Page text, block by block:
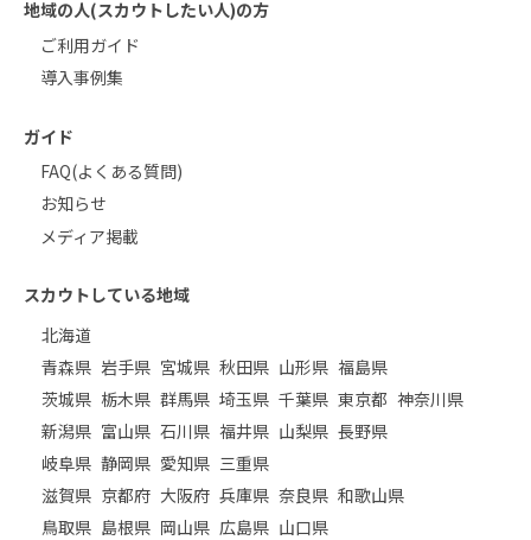
地域の人(スカウトしたい人)の方
ご利用ガイド
導入事例集
ガイド
FAQ(よくある質問)
お知らせ
メディア掲載
スカウトしている地域
北海道
青森県 岩手県 宮城県 秋田県 山形県 福島県
茨城県 栃木県 群馬県 埼玉県 千葉県 東京都 神奈川県
新潟県 富山県 石川県 福井県 山梨県 長野県
岐阜県 静岡県 愛知県 三重県
滋賀県 京都府 大阪府 兵庫県 奈良県 和歌山県
鳥取県 島根県 岡山県 広島県 山口県